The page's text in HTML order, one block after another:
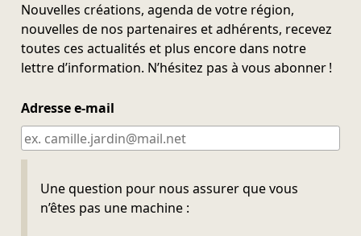
Nouvelles créations, agenda de votre région,
nouvelles de nos partenaires et adhérents, recevez
toutes ces actualités et plus encore dans notre
lettre d’information. N’hésitez pas à vous abonner !
Adresse e-mail
Une question pour nous assurer que vous
n’êtes pas une machine :
Ne pas remplir